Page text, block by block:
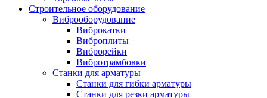
Строительное оборудование
Виброоборудование
Виброкатки
Виброплиты
Виброрейки
Вибротрамбовки
Станки для арматуры
Станки для гибки арматуры
Станки для резки арматуры